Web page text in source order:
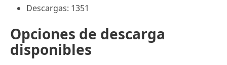
Descargas: 1351
Opciones de descarga
disponibles